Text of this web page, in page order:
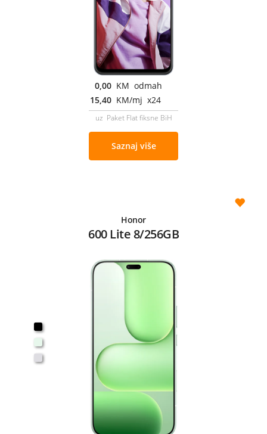
0,00 KM odmah
15,40 KM/mj x24
uz Paket Flat fiksne BiH
Saznaj više
Honor
600 Lite 8/256GB